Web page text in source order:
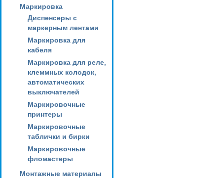
Маркировка
Диспенсеры с
маркерным лентами
Маркировка для
кабеля
Маркировка для реле,
клеммных колодок,
автоматических
выключателей
Маркировочные
принтеры
Маркировочные
таблички и бирки
Маркировочные
фломастеры
Монтажные материалы